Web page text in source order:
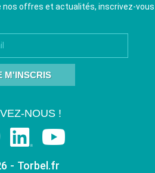
nos offres et actualités, inscrivez-vous
M'INSCRIS
NOUS !
- Torbel.fr